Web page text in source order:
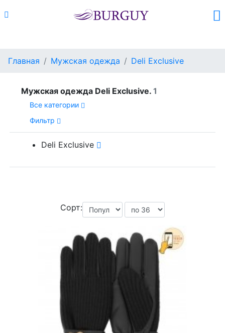
Главная Мужская одежда Deli Exclusive
Мужская одежда Deli Exclusive. 1
Все категории
Фильтр
Deli Exclusive
Сорт: